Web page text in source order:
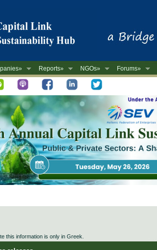
Reports» NGOs» Forums»
this information is only in Greek.